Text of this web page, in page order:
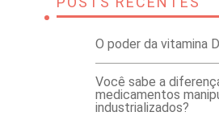
O poder da vitamina D
Você sabe a
medicamentos
industrializados?